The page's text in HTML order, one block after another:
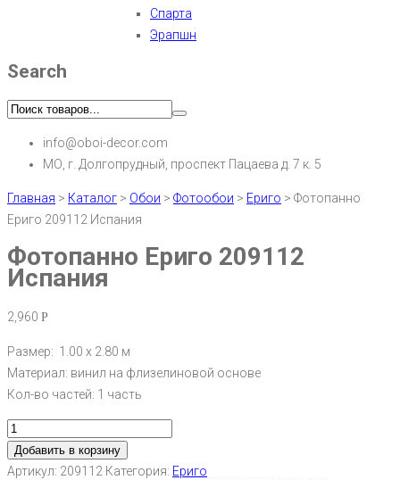
Спарта
Эрапшн
Search
info@oboi-decor.com
МО, г. Долгопрудный, проспект Пацаева д. 7 к. 5
Главная > Каталог > Обои > Фотообои > Ериго > Фотопанно
Ериго 209112 Испания
Фотопанно Ериго 209112
Испания
2,960 Р
Размер: 1.00 х 2.80 м
Материал: винил на флизелиновой основе
Кол-во частей: 1 часть
Добавить в корзину
Артикул: 209112 Категория: Ериго